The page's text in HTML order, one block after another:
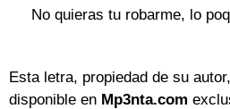
No quieras tu robarme, lo
Esta letra, propiedad de su
disponible en Mp3nta.com